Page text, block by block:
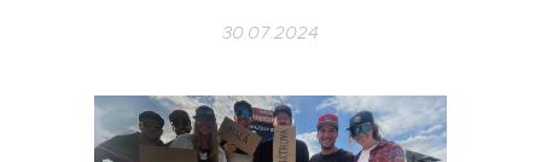
30.07.2024